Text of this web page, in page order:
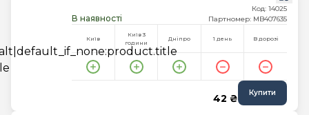
В наявності
Код: 14025
Партномер: MB407635
Київ
Київ 3
години
Дніпро 1 день В дорозі
42 ₴ Купити